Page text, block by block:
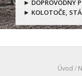
► DOPROVODNÝ
► KOLOTOČE,
Úvod /